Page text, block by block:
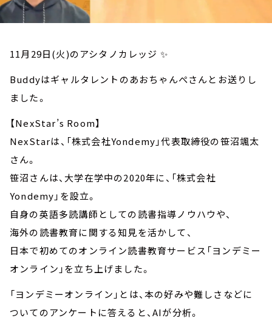
11月29日(火)のアシタノカレッジ ✨
Buddyはギャルタレントのあおちゃんぺさんとお送りし
ました。
【NexStar’s Room】
NexStarは、「株式会社Yondemy」代表取締役の笹沼颯太
さん。
笹沼さんは、大学在学中の2020年に、「株式会社
Yondemy」を設立。
自身の英語多読講師としての読書指導ノウハウや、
海外の読書教育に関する知見を活かして、
日本で初めてのオンライン読書教育サービス「ヨンデミー
オンライン」を立ち上げました。
「ヨンデミーオンライン」とは、本の好みや難しさなどに
ついてのアンケートに答えると、AIが分析。